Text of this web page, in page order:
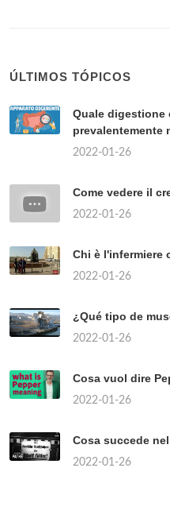
ÚLTIMOS TÓPICOS
Quale digestione
prevalentemente
2022-01-26
Come vedere il
2022-01-26
Chi è l'infermiere
2022-01-26
¿Qué tipo de
2022-01-26
Cosa vuol dire
2022-01-26
Cosa succede
2022-01-26